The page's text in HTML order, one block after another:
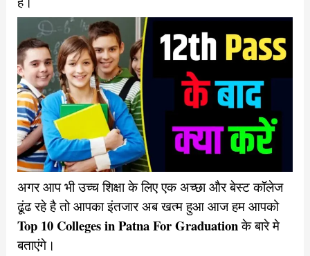
अगर आप भी उच्च शिक्षा के लिए एक अच्छा और बेस्ट कॉलेज
ढूंढ रहे है तो आपका इंतजार अब खत्म हुआ आज हम आपको
Top 10 Colleges in Patna For Graduationके बारे मे
बताएंगे।